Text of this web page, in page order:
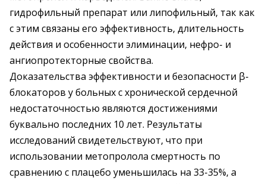
гидрофильный препарат или липофильный, так как
с этим связаны его эффективность, длительность
действия и особенности элиминации, нефро- и
ангиопротекторные свойства.
Доказательства эффективности и безопасности β-
блокаторов у больных с хронической сердечной
недостаточностью являются достижениями
буквально последних 10 лет. Результаты
исследований свидетельствуют, что при
использовании метопролола смертность по
сравнению с плацебо уменьшилась на 33-35%, а